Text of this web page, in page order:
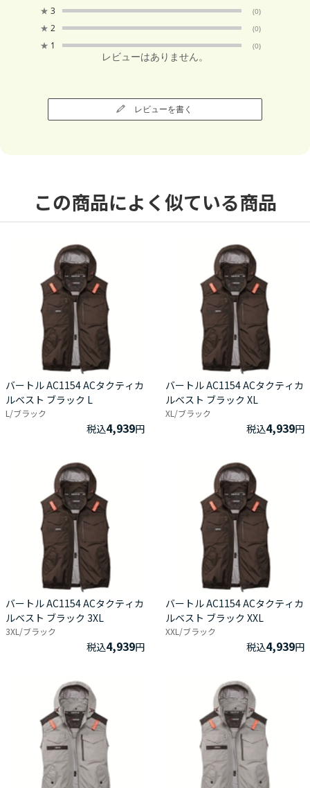
★ 3 (0)
★ 2 (0)
★ 1 (0)
レビューはありません。
レビューを書く
この商品によく似ている商品
バートル AC1154 ACタクティカ
ルベスト ブラック L
L/ブラック
税込4,939円
バートル AC1154 ACタクティカ
ルベスト ブラック XL
XL/ブラック
税込4,939円
バートル AC1154 ACタクティカ
ルベスト ブラック 3XL
3XL/ブラック
税込4,939円
バートル AC1154 ACタクティカ
ルベスト ブラック XXL
XXL/ブラック
税込4,939円